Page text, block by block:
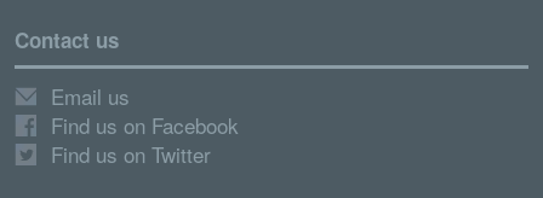
Contact us
Email us
Find us on Facebook
Find us on Twitter